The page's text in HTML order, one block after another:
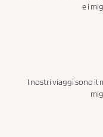
e i
I nostri viaggi sono il